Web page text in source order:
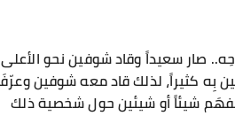
صار سعيداً وقاد شوفين نحو الأعلى
بِه كثيراً، لذلك قاد معه شوفين
شيئاً أو شيئين حول شخصية ذلك